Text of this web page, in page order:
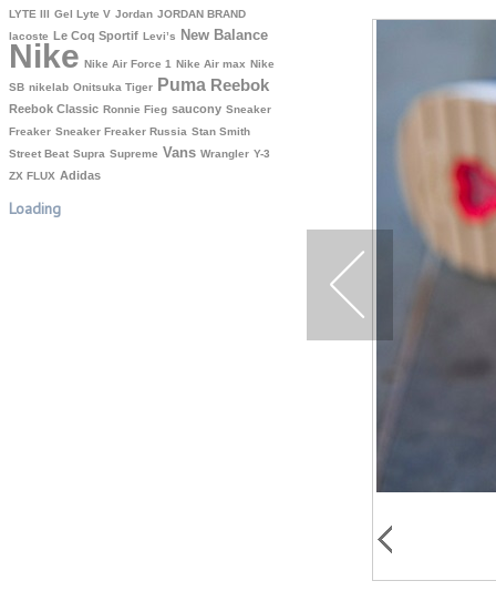
LYTE III Gel Lyte V Jordan JORDAN BRAND
lacoste Le Coq Sportif Levi’s New Balance
Nike Nike Air Force 1 Nike Air max Nike
SB nikelab Onitsuka Tiger Puma Reebok
Reebok Classic Ronnie Fieg saucony Sneaker
Freaker Sneaker Freaker Russia Stan Smith
Street Beat Supra Supreme Vans Wrangler Y-3
ZX FLUX Аdidas
Loading